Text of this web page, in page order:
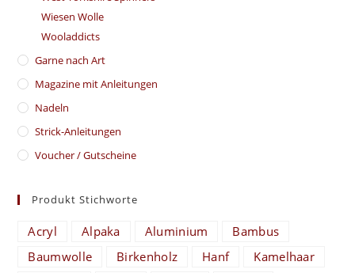
Wiesen Wolle
Wooladdicts
Garne nach Art
Magazine mit Anleitungen
Nadeln
Strick-Anleitungen
Voucher / Gutscheine
Produkt Stichworte
Acryl Alpaka Aluminium
Bambus
Baumwolle
Birkenholz Hanf
Kamelhaar